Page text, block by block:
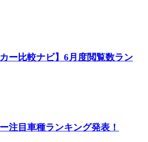
ー比較ナビ】6月度閲覧数ラン
注目車種ランキング発表！